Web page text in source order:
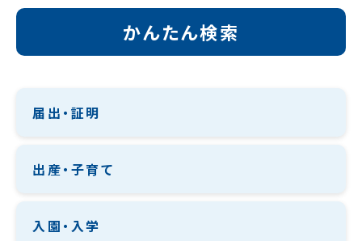
かんたん検索
届出・証明
出産・子育て
入園・入学